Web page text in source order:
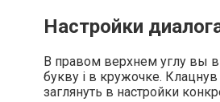
Настройки
В правом верхнем углу вы
букву i в кружочке.
заглянуть в настройки